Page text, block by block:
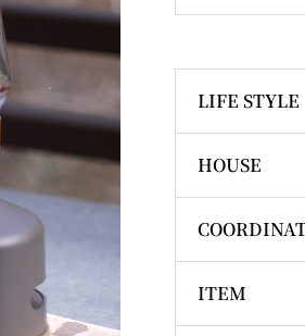
LIFE STYLE
HOUSE
ITEM